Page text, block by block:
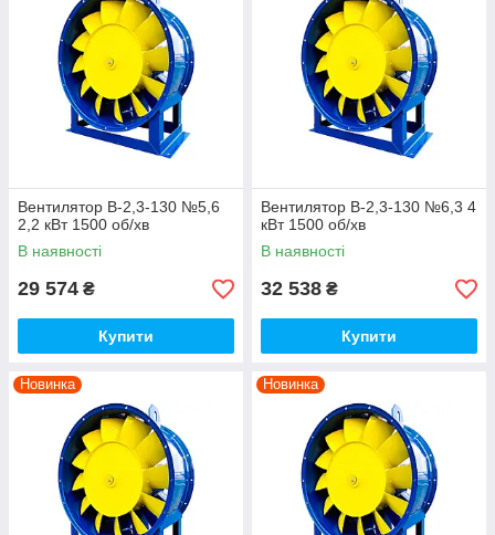
Вентилятор В-2,3-130 №5,6
2,2 кВт 1500 об/хв
В наявності
29 574 ₴
Купити
Вентилятор В-2,3-130 №6,3 4
кВт 1500 об/хв
В наявності
32 538 ₴
Купити
Новинка Новинка